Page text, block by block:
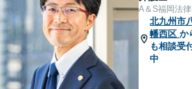
A＆S福岡法
北九州市
幡西区 か
も相談受
中